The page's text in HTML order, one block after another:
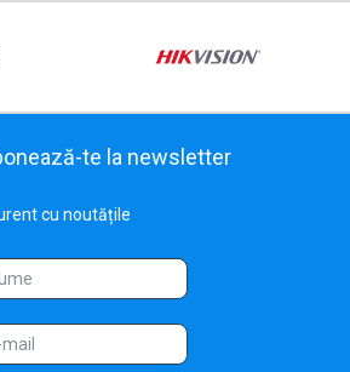
te la newsletter
cu noutățile